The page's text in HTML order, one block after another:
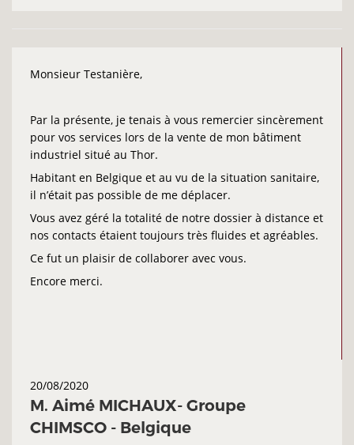
Monsieur Testanière,
Par la présente, je tenais à vous remercier sincèrement
pour vos services lors de la vente de mon bâtiment
industriel situé au Thor.
Habitant en Belgique et au vu de la situation sanitaire,
il n’était pas possible de me déplacer.
Vous avez géré la totalité de notre dossier à distance et
nos contacts étaient toujours très fluides et agréables.
Ce fut un plaisir de collaborer avec vous.
Encore merci.
20/08/2020
M. Aimé MICHAUX- Groupe
CHIMSCO - Belgique